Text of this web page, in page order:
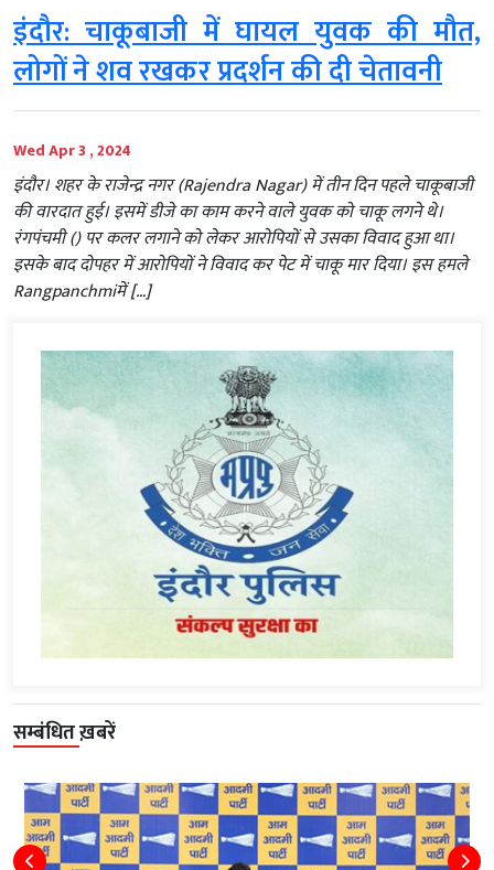
इंदौर: चाकूबाजी में घायल युवक की मौत,
लोगों ने शव रखकर प्रदर्शन की दी चेतावनी
Wed Apr 3 , 2024
इंदौर। शहर के राजेन्द्र नगर (Rajendra Nagar) में तीन दिन पहले चाकूबाजी
की वारदात हुई। इसमें डीजे का काम करने वाले युवक को चाकू लगने थे।
रंगपंचमी () पर कलर लगाने को लेकर आरोपियों से उसका विवाद हुआ था।
इसके बाद दोपहर में आरोपियों ने विवाद कर पेट में चाकू मार दिया। इस हमले
Rangpanchmiमें […]
सम्बंधित ख़बरें